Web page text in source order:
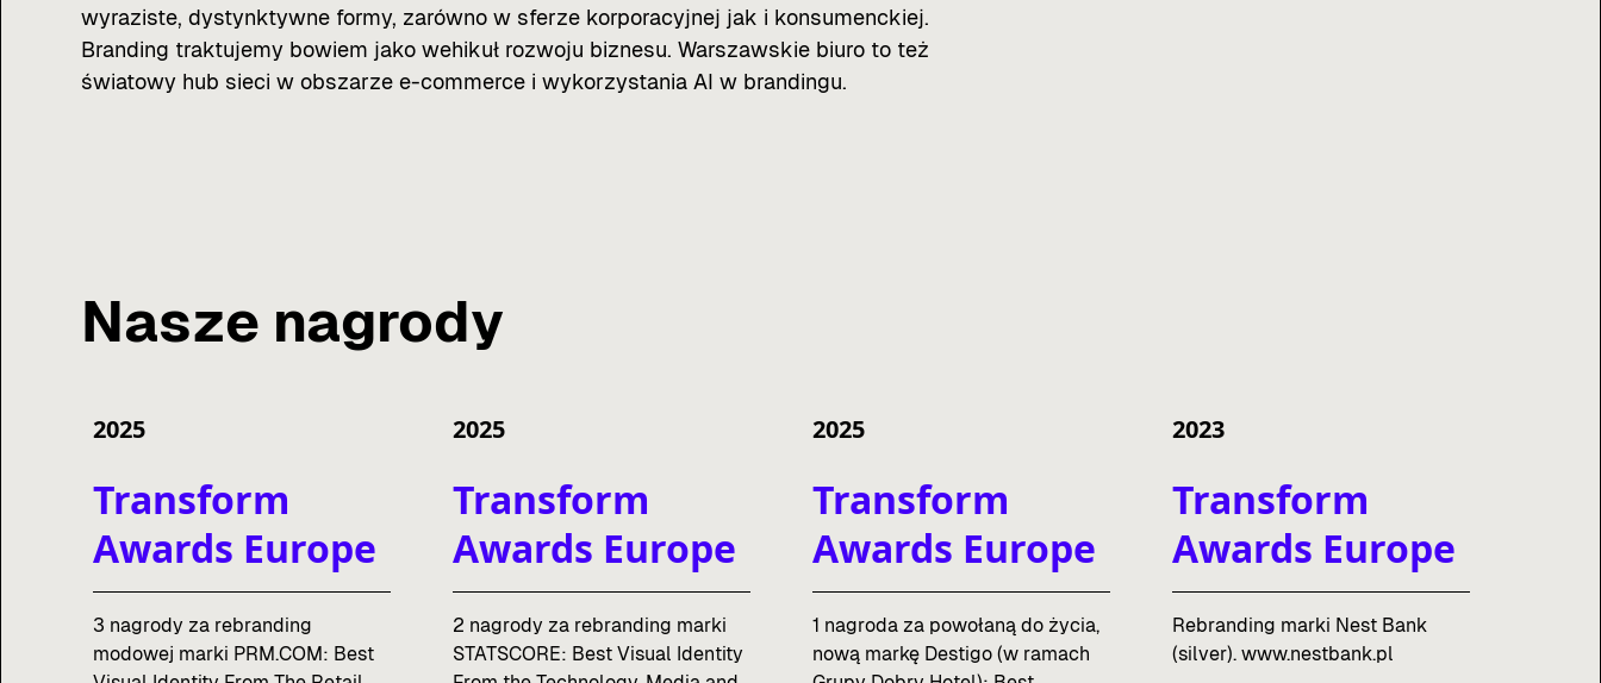
wyraziste, dystynktywne formy, zarówno w sferze korporacyjnej jak i konsumenckiej.
Branding traktujemy bowiem jako wehikuł rozwoju biznesu. Warszawskie biuro to też
światowy hub sieci w obszarze e-commerce i wykorzystania AI w brandingu.
Nasze nagrody
2025
Transform
Awards Europe
3 nagrody za rebranding
modowej marki PRM.COM: Best
2025
Transform
Awards Europe
2 nagrody za rebranding marki
STATSCORE: Best Visual Identity
2025
Transform
Awards Europe
1 nagroda za powołaną do życia,
nową markę Destigo (w ramach
2023
Transform
Awards Europe
Rebranding marki Nest Bank
(silver). www.nestbank.pl